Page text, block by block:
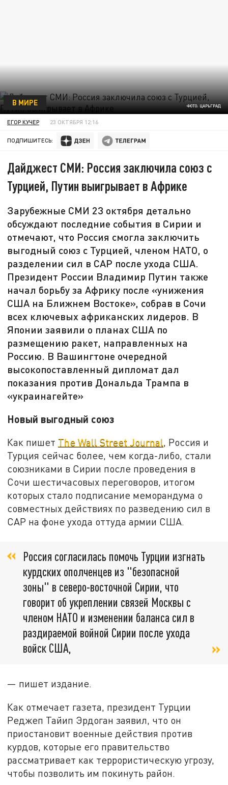
ФОТО: ЦАРЬГРАД
В МИРЕ
ЕГОР КУЧЕР 23 ОКТЯБРЯ 12:16
ПОДПИШИТЕСЬ:
Дайджест СМИ: Россия заключила союз с
Турцией, Путин выигрывает в Африке
Зарубежные СМИ 23 октября детально
обсуждают последние события в Сирии и
отмечают, что Россия смогла заключить
выгодный союз с Турцией, членом НАТО, о
разделении сил в САР после ухода США.
Президент России Владимир Путин также
начал борьбу за Африку после «унижения
США на Ближнем Востоке», собрав в Сочи
всех ключевых африканских лидеров. В
Японии заявили о планах США по
размещению ракет, направленных на
Россию. В Вашингтоне очередной
высокопоставленный дипломат дал
показания против Дональда Трампа в
«украинагейте»
Новый выгодный союз
Как пишет The Wall Street Journal, Россия и
Турция сейчас более, чем когда-либо, стали
союзниками в Сирии после проведения в
Сочи шестичасовых переговоров, итогом
которых стало подписание меморандума о
совместных действиях по разведению сил в
САР на фоне ухода оттуда армии США.
Россия согласилась помочь Турции изгнать
курдских ополченцев из "безопасной
зоны" в северо-восточной Сирии, что
говорит об укреплении связей Москвы с
членом НАТО и изменении баланса сил в
раздираемой войной Сирии после ухода
войск США,
— пишет издание.
Как отмечает газета, президент Турции
Реджеп Тайип Эрдоган заявил, что он
приостановит военные действия против
курдов, которые его правительство
рассматривает как террористическую угрозу,
чтобы позволить им покинуть район.